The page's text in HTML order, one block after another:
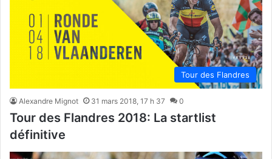
Tour des Flandres
Alexandre Mignot 31 mars 2018, 17 h 37 0
Tour des Flandres 2018: La startlist
définitive